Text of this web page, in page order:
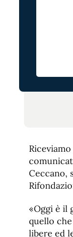
Ceccano,
«Oggi è il
quello
libere ed